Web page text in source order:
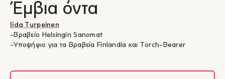
Έμβια όντα
Iida Turpeinen
-Βραβείο Helsingin Sanomat
-Υποψήφιο για τα Βραβεία Finlandia και Torch-Bearer